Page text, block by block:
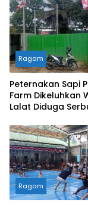
Ragam
Peternakan Sapi
Farm Dikeluhkan
Lalat Diduga
Ragam